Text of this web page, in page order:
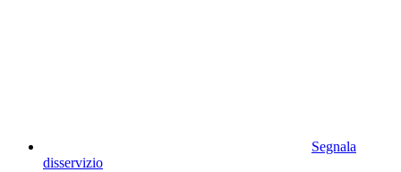
Segnala
disservizio